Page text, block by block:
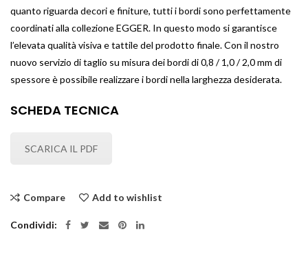
quanto riguarda decori e finiture, tutti i bordi sono perfettamente
coordinati alla collezione EGGER. In questo modo si garantisce
l’elevata qualità visiva e tattile del prodotto finale. Con il nostro
nuovo servizio di taglio su misura dei bordi di 0,8 / 1,0 / 2,0 mm di
spessore è possibile realizzare i bordi nella larghezza desiderata.
SCHEDA TECNICA
SCARICA IL PDF
Compare Add to wishlist
Condividi